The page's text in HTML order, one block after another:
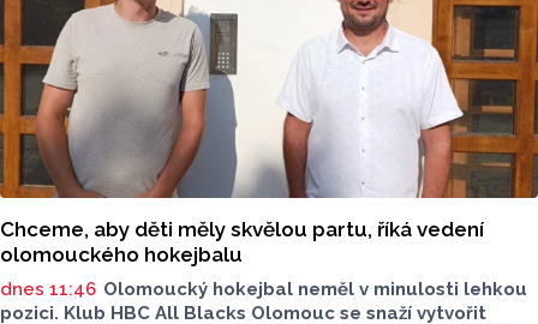
Chceme, aby děti měly skvělou partu, říká vedení
olomouckého hokejbalu
dnes 11:46 Olomoucký hokejbal neměl v minulosti lehkou
pozici. Klub HBC All Blacks Olomouc se snaží vytvořit